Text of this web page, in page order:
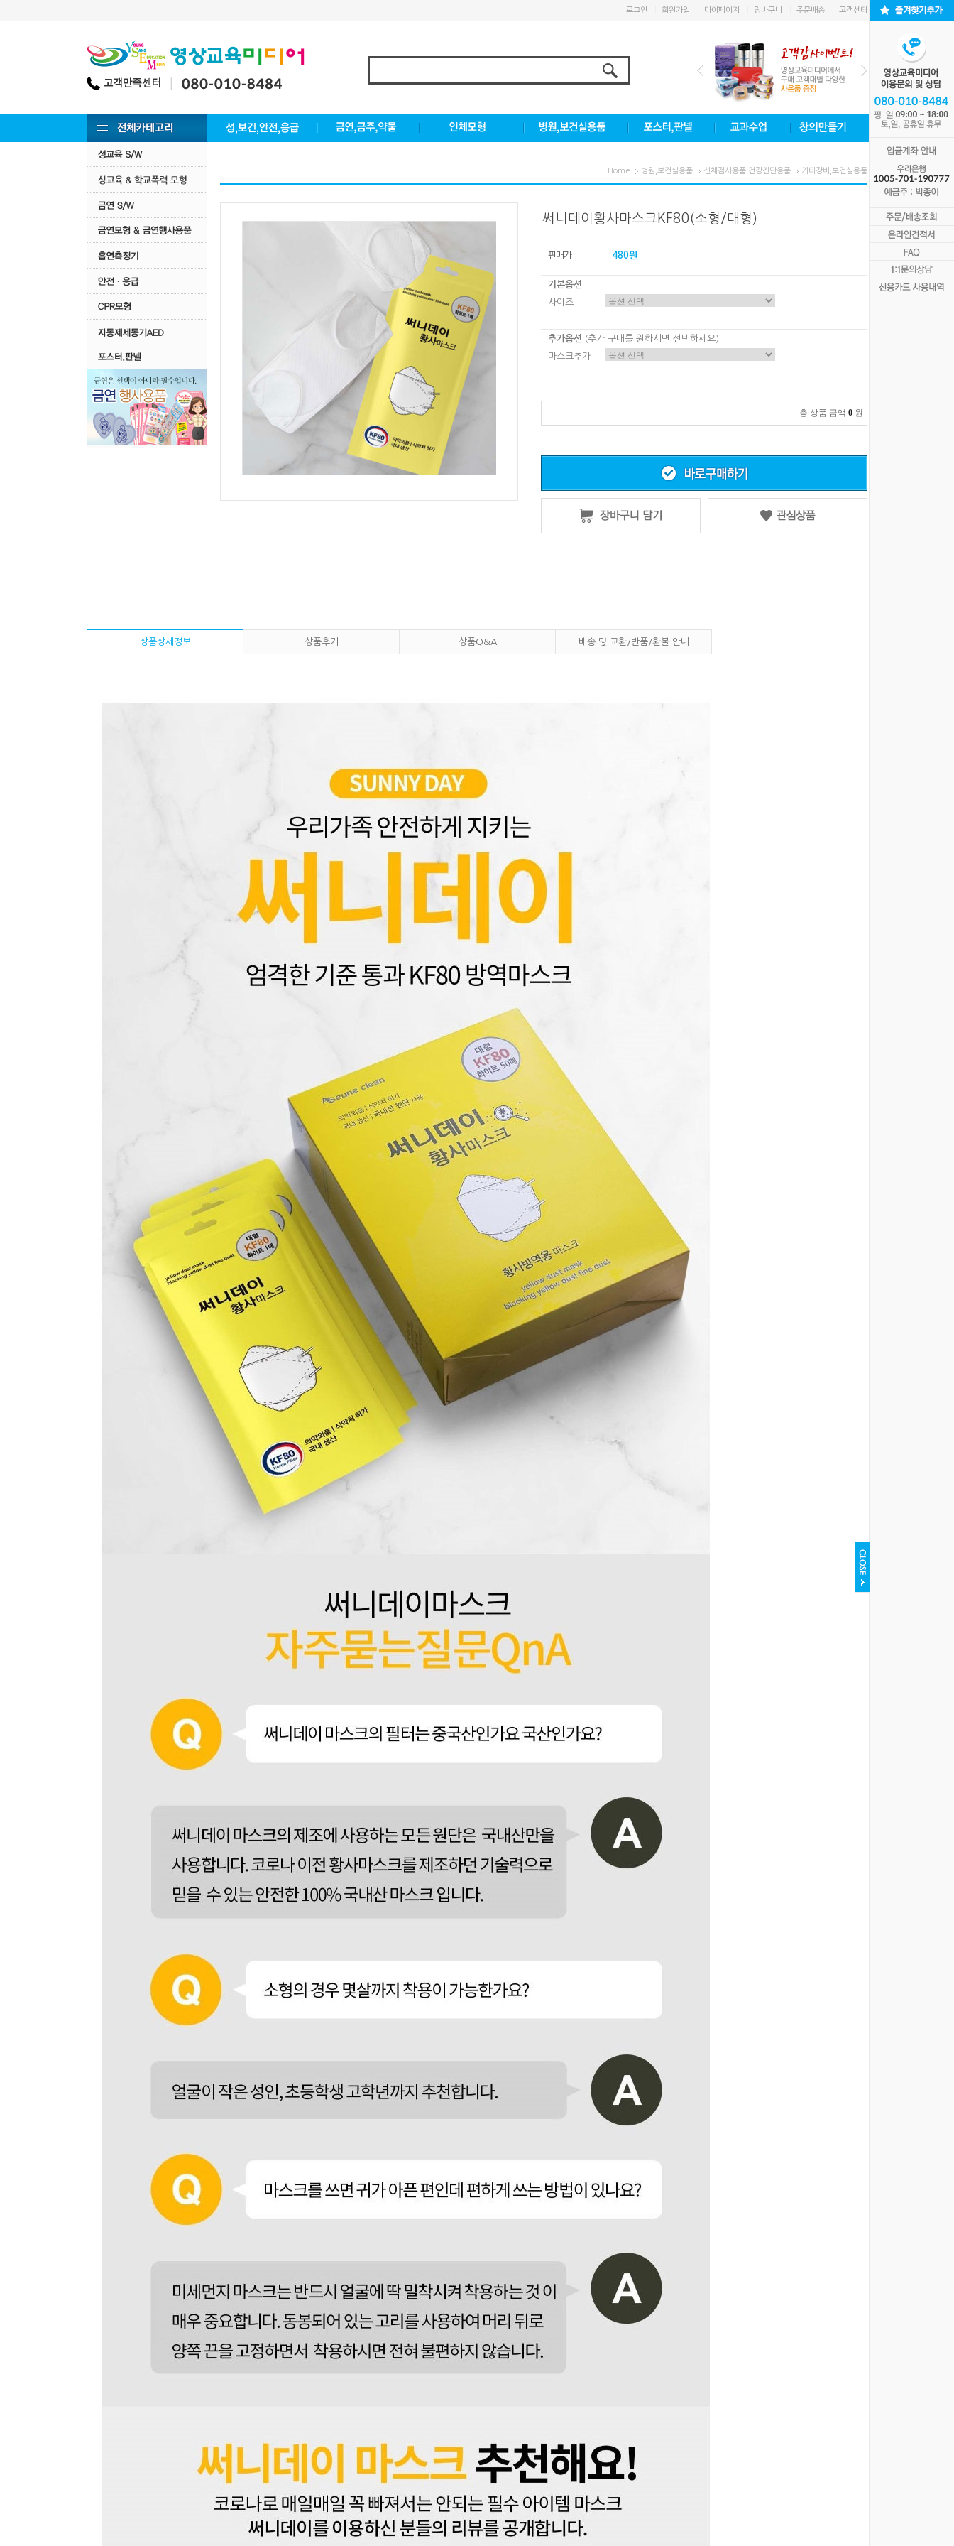
로그인 회원가입 마이페이지 장바구니 주문배송 고객센터
Home 병원,보건실용품 신체검사용품,건강진단용품 기타장비,보건실용품
써니데이황사마스크KF80(소형/대형)
판매가 480원
기본옵션
사이즈
추가옵션 (추가 구매를 원하시면 선택하세요)
마스크추가
총 상품 금액 0 원
상품상세정보 상품후기 상품Q&A 배송 및 교환/반품/환불 안내